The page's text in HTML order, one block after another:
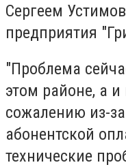
Сергеем
предприятия
"Проблема
этом районе, а
сожалению из-
абонентской
технические